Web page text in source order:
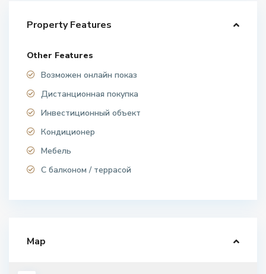
Property Features
Other Features
Возможен онлайн показ
Дистанционная покупка
Инвестиционный объект
Кондиционер
Мебель
С балконом / террасой
Map